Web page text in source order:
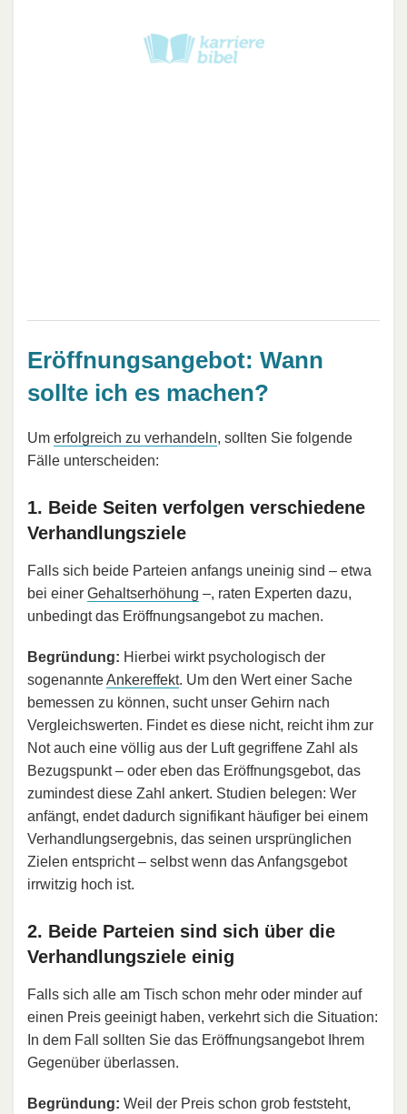
Eröffnungsangebot: Wann
sollte ich es machen?
Um erfolgreich zu verhandeln, sollten Sie folgende
Fälle unterscheiden:
1. Beide Seiten verfolgen verschiedene
Verhandlungsziele
Falls sich beide Parteien anfangs uneinig sind – etwa
bei einer Gehaltserhöhung –, raten Experten dazu,
unbedingt das Eröffnungsangebot zu machen.
Begründung: Hierbei wirkt psychologisch der
sogenannteAnkereffekt. Um den Wert einer Sache
bemessen zu können, sucht unser Gehirn nach
Vergleichswerten. Findet es diese nicht, reicht ihm zur
Not auch eine völlig aus der Luft gegriffene Zahl als
Bezugspunkt – oder eben das Eröffnungsgebot, das
zumindest diese Zahl ankert. Studien belegen: Wer
anfängt, endet dadurch signifikant häufiger bei einem
Verhandlungsergebnis, das seinen ursprünglichen
Zielen entspricht – selbst wenn das Anfangsgebot
irrwitzig hoch ist.
2. Beide Parteien sind sich über die
Verhandlungsziele einig
Falls sich alle am Tisch schon mehr oder minder auf
einen Preis geeinigt haben, verkehrt sich die Situation:
In dem Fall sollten Sie das Eröffnungsangebot Ihrem
Gegenüber überlassen.
Begründung: Weil der Preis schon grob feststeht,